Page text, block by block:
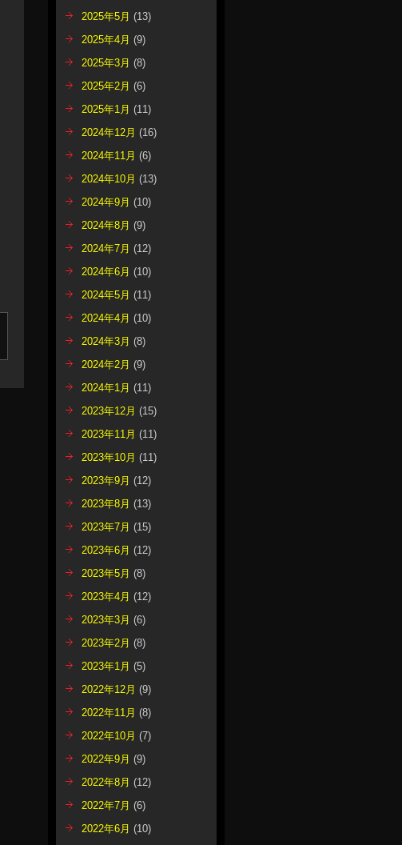
2025年5月 (13)
2025年4月 (9)
2025年3月 (8)
2025年2月 (6)
2025年1月 (11)
2024年12月 (16)
2024年11月 (6)
2024年10月 (13)
2024年9月 (10)
2024年8月 (9)
2024年7月 (12)
2024年6月 (10)
2024年5月 (11)
2024年4月 (10)
2024年3月 (8)
2024年2月 (9)
2024年1月 (11)
2023年12月 (15)
2023年11月 (11)
2023年10月 (11)
2023年9月 (12)
2023年8月 (13)
2023年7月 (15)
2023年6月 (12)
2023年5月 (8)
2023年4月 (12)
2023年3月 (6)
2023年2月 (8)
2023年1月 (5)
2022年12月 (9)
2022年11月 (8)
2022年10月 (7)
2022年9月 (9)
2022年8月 (12)
2022年7月 (6)
2022年6月 (10)